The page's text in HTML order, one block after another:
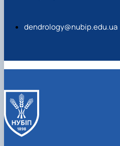
dendrology@nubip.edu.ua